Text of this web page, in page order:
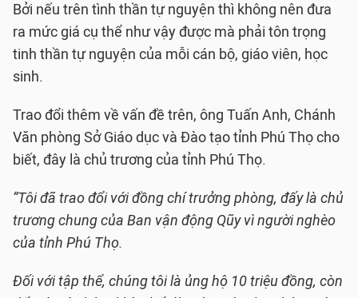
Bởi nếu trên tình thần tự nguyện thì không nên đưa
ra mức giá cụ thể như vậy được mà phải tôn trọng
tinh thần tự nguyện của mỗi cán bộ, giáo viên, học
sinh.
Trao đổi thêm về vấn đề trên, ông Tuấn Anh, Chánh
Văn phòng Sở Giáo dục và Đào tạo tỉnh Phú Thọ cho
biết, đây là chủ trương của tỉnh Phú Thọ.
“Tôi đã trao đổi với đồng chí trưởng phòng, đấy là chủ
trương chung của Ban vận động Qũy vì người nghèo
của tỉnh Phú Thọ.
Đối với tập thể, chúng tôi là ủng hộ 10 triệu đồng, còn